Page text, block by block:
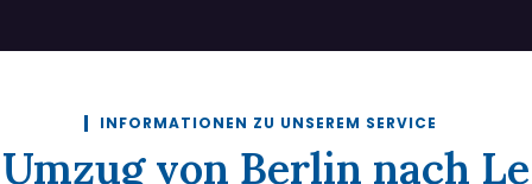
INFORMATIONEN ZU UNSEREM SERVICE
Umzug von Berlin nach Le